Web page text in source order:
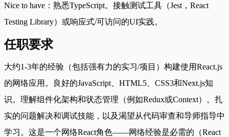
Nice to have：熟悉TypeScript。接触测试工具（Jest，React
Testing Library）或响应式/可访问的UI实践。
任职要求
大约1-3年的经验（包括强有力的实习/项目）构建使用React.js
的网络应用。良好的JavaScript、HTML5、CSS3和Next.js知
识。理解组件化架构和状态管理（例如Redux或Context）。扎
实的问题解决和调试技能，以及渴望从代码审查和导师指导中
学习。这是一个网络React角色——网络经验是必需的（React